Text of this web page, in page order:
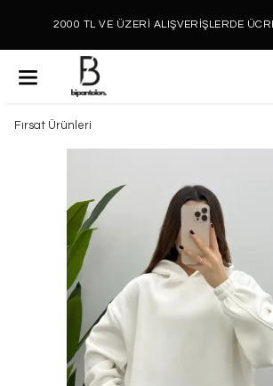
2000 TL VE ÜZERİ ALIŞVERİŞLERDE
Fırsat Ürünleri